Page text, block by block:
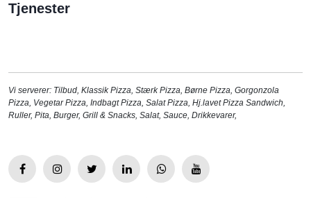
Tjenester
Vi serverer: Tilbud, Klassik Pizza, Stærk Pizza, Børne Pizza, Gorgonzola
Pizza, Vegetar Pizza, Indbagt Pizza, Salat Pizza, Hj.lavet Pizza Sandwich,
Ruller, Pita, Burger, Grill & Snacks, Salat, Sauce, Drikkevarer,